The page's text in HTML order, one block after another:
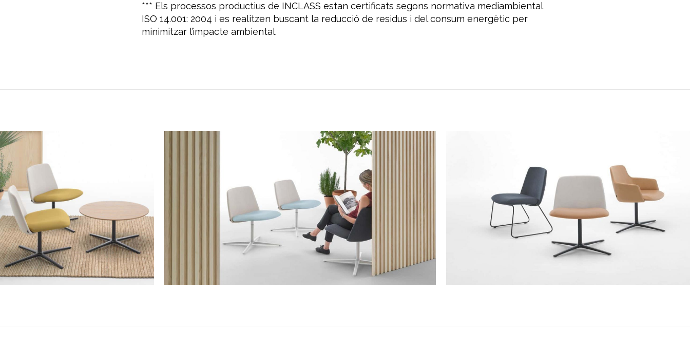
*** Els processos productius de INCLASS estan certificats segons normativa mediambiental
ISO 14.001: 2004 i es realitzen buscant la reducció de residus i del consum energètic per
minimitzar l’impacte ambiental.